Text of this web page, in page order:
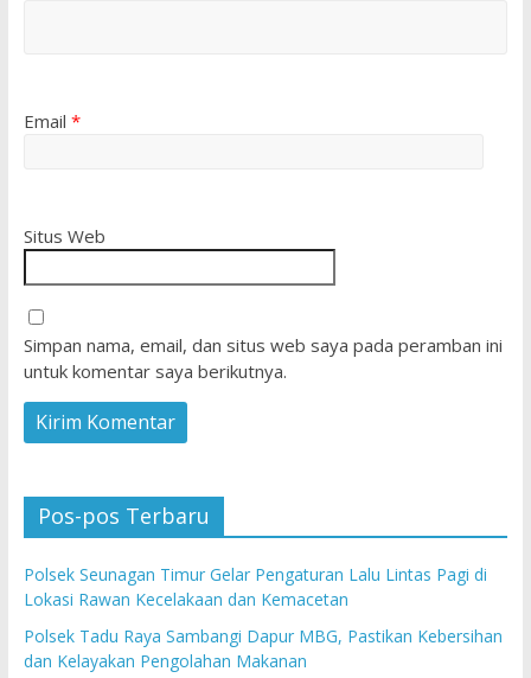
Email *
Situs Web
Simpan nama, email, dan situs web saya pada peramban ini
untuk komentar saya berikutnya.
Pos-pos Terbaru
Polsek Seunagan Timur Gelar Pengaturan Lalu Lintas Pagi di
Lokasi Rawan Kecelakaan dan Kemacetan
Polsek Tadu Raya Sambangi Dapur MBG, Pastikan Kebersihan
dan Kelayakan Pengolahan Makanan